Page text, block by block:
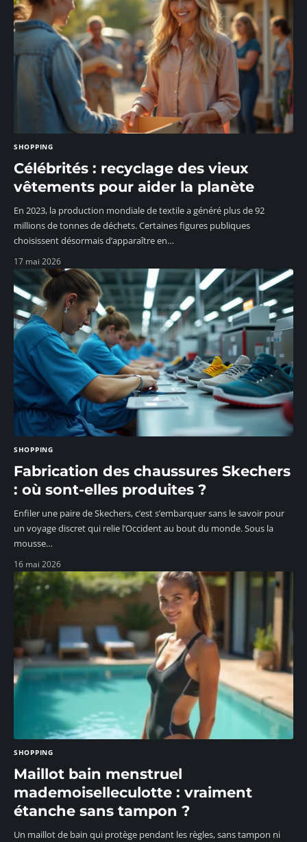
SHOPPING
Célébrités : recyclage des vieux
vêtements pour aider la planète
En 2023, la production mondiale de textile a généré plus de 92
millions de tonnes de déchets. Certaines figures publiques
choisissent désormais d’apparaître en…
17 mai 2026
SHOPPING
Fabrication des chaussures Skechers
: où sont-elles produites ?
Enfiler une paire de Skechers, c’est s’embarquer sans le savoir pour
un voyage discret qui relie l’Occident au bout du monde. Sous la
mousse…
16 mai 2026
SHOPPING
Maillot bain menstruel
mademoiselleculotte : vraiment
étanche sans tampon ?
Un maillot de bain qui protège pendant les règles, sans tampon ni